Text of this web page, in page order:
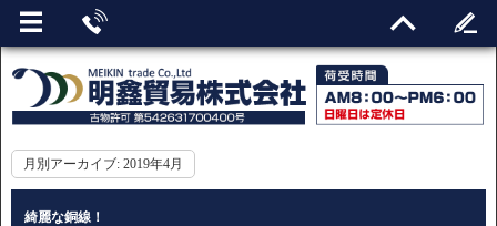
月別アーカイブ: 2019年4月
綺麗な銅線！